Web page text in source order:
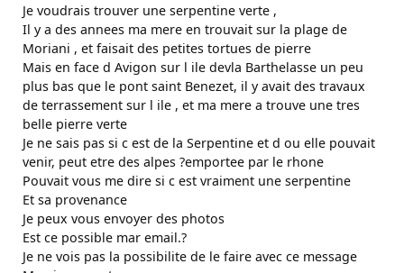
Je voudrais trouver une serpentine verte ,
Il y a des annees ma mere en trouvait sur la plage de
Moriani , et faisait des petites tortues de pierre
Mais en face d Avigon sur l ile devla Barthelasse un peu
plus bas que le pont saint Benezet, il y avait des travaux
de terrassement sur l ile , et ma mere a trouve une tres
belle pierre verte
Je ne sais pas si c est de la Serpentine et d ou elle pouvait
venir, peut etre des alpes ?emportee par le rhone
Pouvait vous me dire si c est vraiment une serpentine
Et sa provenance
Je peux vous envoyer des photos
Est ce possible mar email.?
Je ne vois pas la possibilite de le faire avec ce message